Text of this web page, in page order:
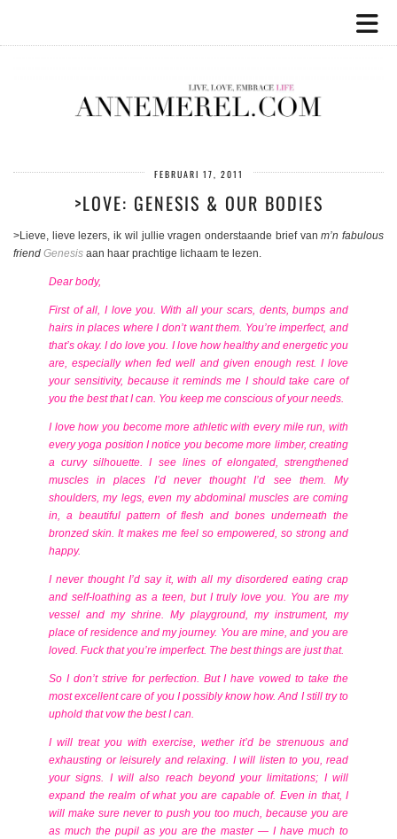
FEBRUARI 17, 2011
>LOVE: GENESIS & OUR BODIES
>Lieve, lieve lezers, ik wil jullie vragen onderstaande brief vanm’n fabulous
friend Genesis aan haar prachtige lichaam te lezen.
Dear body,
First of all, I love you. With all your scars, dents, bumps and
hairs in places where I don’t want them. You’re imperfect, and
that’s okay. I do love you. I love how healthy and energetic you
are, especially when fed well and given enough rest. I love
your sensitivity, because it reminds me I should take care of
you the best that I can. You keep me conscious of your needs.
I love how you become more athletic with every mile run, with
every yoga position I notice you become more limber, creating
a curvy silhouette. I see lines of elongated, strengthened
muscles in places I’d never thought I’d see them. My
shoulders, my legs, even my abdominal muscles are coming
in, a beautiful pattern of flesh and bones underneath the
bronzed skin. It makes me feel so empowered, so strong and
happy.
I never thought I’d say it, with all my disordered eating crap
and self-loathing as a teen, but I truly love you. You are my
vessel and my shrine. My playground, my instrument, my
place of residence and my journey. You are mine, and you are
loved. Fuck that you’re imperfect. The best things are just that.
So I don’t strive for perfection. But I have vowed to take the
most excellent care of you I possibly know how. And I still try to
uphold that vow the best I can.
I will treat you with exercise, wether it’d be strenuous and
exhausting or leisurely and relaxing. I will listen to you, read
your signs. I will also reach beyond your limitations; I will
expand the realm of what you are capable of. Even in that, I
will make sure never to push you too much, because you are
as much the pupil as you are the master — I have much to